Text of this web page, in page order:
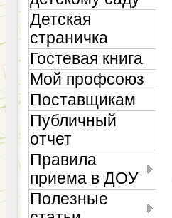
Детская
страничка
Гостевая книга
Мой профсоюз
Поставщикам
Публичный
отчет
Правила
приема в ДОУ
Полезные